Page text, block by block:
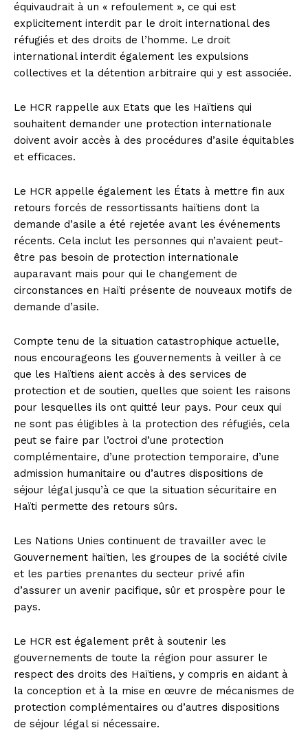
équivaudrait à un « refoulement », ce qui est
explicitement interdit par le droit international des
réfugiés et des droits de l’homme. Le droit
international interdit également les expulsions
collectives et la détention arbitraire qui y est associée.
Le HCR rappelle aux Etats que les Haïtiens qui
souhaitent demander une protection internationale
doivent avoir accès à des procédures d’asile équitables
et efficaces.
Le HCR appelle également les États à mettre fin aux
retours forcés de ressortissants haïtiens dont la
demande d’asile a été rejetée avant les événements
récents. Cela inclut les personnes qui n’avaient peut-
être pas besoin de protection internationale
auparavant mais pour qui le changement de
circonstances en Haïti présente de nouveaux motifs de
demande d’asile.
Compte tenu de la situation catastrophique actuelle,
nous encourageons les gouvernements à veiller à ce
que les Haïtiens aient accès à des services de
protection et de soutien, quelles que soient les raisons
pour lesquelles ils ont quitté leur pays. Pour ceux qui
ne sont pas éligibles à la protection des réfugiés, cela
peut se faire par l’octroi d’une protection
complémentaire, d’une protection temporaire, d’une
admission humanitaire ou d’autres dispositions de
séjour légal jusqu’à ce que la situation sécuritaire en
Haïti permette des retours sûrs.
Les Nations Unies continuent de travailler avec le
Gouvernement haïtien, les groupes de la société civile
et les parties prenantes du secteur privé afin
d’assurer un avenir pacifique, sûr et prospère pour le
pays.
Le HCR est également prêt à soutenir les
gouvernements de toute la région pour assurer le
respect des droits des Haïtiens, y compris en aidant à
la conception et à la mise en œuvre de mécanismes de
protection complémentaires ou d’autres dispositions
de séjour légal si nécessaire.